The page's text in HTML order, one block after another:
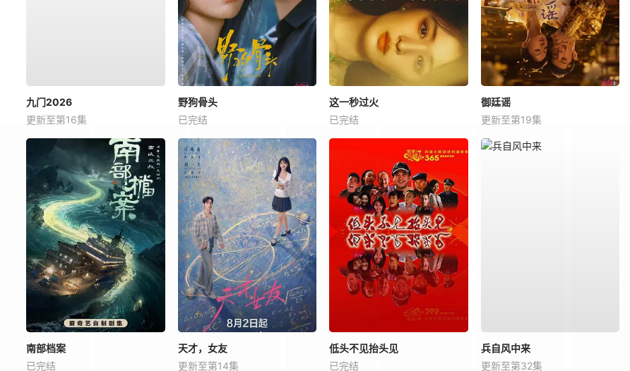
九门2026
更新至第16集
野狗骨头
已完结
这一秒过火
已完结
御廷谣
更新至第19集
南部档案
已完结
天才，女友
更新至第14集
低头不见抬头见
已完结
兵自风中来
更新至第32集